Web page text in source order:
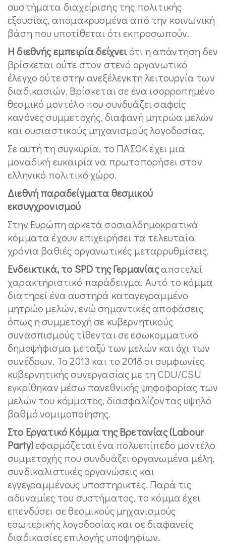
συστήματα διαχείρισης της πολιτικής
εξουσίας, απομακρυσμένα από την κοινωνική
βάση που υποτίθεται ότι εκπροσωπούν.
Η διεθνής εμπειρία δείχνειότι η απάντηση δεν
βρίσκεται ούτε στον στενό οργανωτικό
έλεγχο ούτε στην ανεξέλεγκτη λειτουργία των
διαδικασιών. Βρίσκεται σε ένα ισορροπημένο
θεσμικό μοντέλο που συνδυάζει σαφείς
κανόνες συμμετοχής, διαφανή μητρώα μελών
και ουσιαστικούς μηχανισμούς λογοδοσίας.
Σε αυτή τη συγκυρία, το ΠΑΣΟΚ έχει μια
μοναδική ευκαιρία να πρωτοπορήσει στον
ελληνικό πολιτικό χώρο.
Διεθνή παραδείγματα θεσμικού
εκσυγχρονισμού
Στην Ευρώπη αρκετά σοσιαλδημοκρατικά
κόμματα έχουν επιχειρήσει τα τελευταία
χρόνια βαθιές οργανωτικές μεταρρυθμίσεις.
Ενδεικτικά, το SPD της Γερμανίαςαποτελεί
χαρακτηριστικό παράδειγμα. Αυτό το κόμμα
διατηρεί ένα αυστηρά καταγεγραμμένο
μητρώο μελών, ενώ σημαντικές αποφάσεις
όπως η συμμετοχή σε κυβερνητικούς
συνασπισμούς τίθενται σε εσωκομματικό
δημοψήφισμα μεταξύ των μελών και όχι των
συνέδρων. Το 2013 και το 2018 οι συμφωνίες
κυβερνητικής συνεργασίας με τη CDU/CSU
εγκρίθηκαν μέσω πανεθνικής ψηφοφορίας των
μελών του κόμματος, διασφαλίζοντας υψηλό
βαθμό νομιμοποίησης.
Στο Εργατικό Κόμμα της Βρετανίας (Labour
Party)εφαρμόζεται ένα πολυεπίπεδο μοντέλο
συμμετοχής που συνδυάζει οργανωμένα μέλη,
συνδικαλιστικές οργανώσεις και
εγγεγραμμένους υποστηρικτές. Παρά τις
αδυναμίες του συστήματος, το κόμμα έχει
επενδύσει σε θεσμικούς μηχανισμούς
εσωτερικής λογοδοσίας και σε διαφανείς
διαδικασίες επιλογής υποψηφίων.